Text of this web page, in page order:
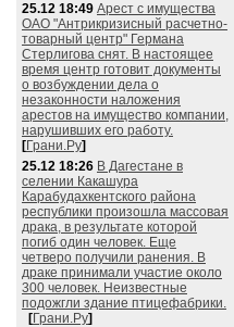
25.12 18:49 Арест с имущества
ОАО "Антрикризисный расчетно-
товарный центр" Германа
Стерлигова снят. В настоящее
время центр готовит документы
о возбуждении дела о
незаконности наложения
арестов на имущество компании,
нарушивших его работу.
[Грани.Ру]
25.12 18:26 В Дагестане в
селении Какашура
Карабудахкентского района
республики произошла массовая
драка, в результате которой
погиб один человек. Еще
четверо получили ранения. В
драке принимали участие около
300 человек. Неизвестные
подожгли здание птицефабрики.
[Грани.Ру]